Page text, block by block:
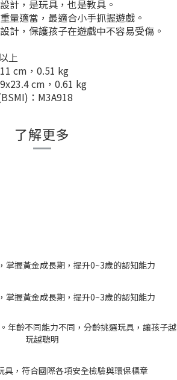
計，是玩具，也是教具。
量適當，最適合小手抓握遊戲。
計，保護孩子在遊戲中不容易受傷。
上
cm，0.51 kg
cm，0.61 kg
：M3A918
了解更多